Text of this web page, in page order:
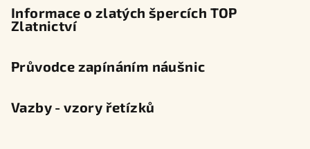
Informace o zlatých špercích TOP
Zlatnictví
Průvodce zapínáním náušnic
Vazby - vzory řetízků